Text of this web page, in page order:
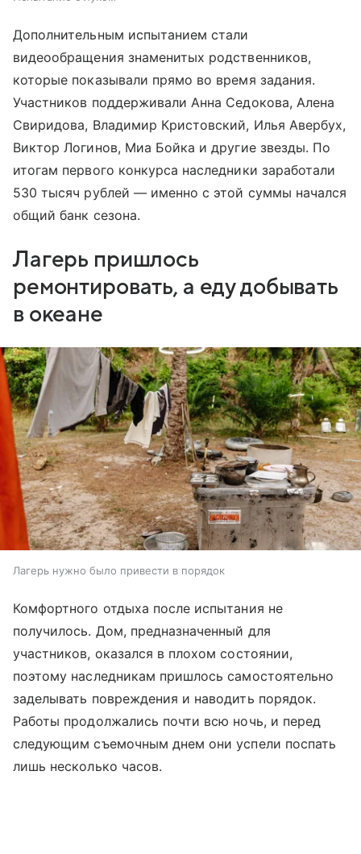
Дополнительным испытанием стали
видеообращения знаменитых родственников,
которые показывали прямо во время задания.
Участников поддерживали Анна Седокова, Алена
Свиридова, Владимир Кристовский, Илья Авербух,
Виктор Логинов, Миа Бойка и другие звезды. По
итогам первого конкурса наследники заработали
530 тысяч рублей — именно с этой суммы начался
общий банк сезона.
Лагерь пришлось
ремонтировать, а еду добывать
в океане
Лагерь нужно было привести в порядок
Комфортного отдыха после испытания не
получилось. Дом, предназначенный для
участников, оказался в плохом состоянии,
поэтому наследникам пришлось самостоятельно
заделывать повреждения и наводить порядок.
Работы продолжались почти всю ночь, и перед
следующим съемочным днем они успели поспать
лишь несколько часов.